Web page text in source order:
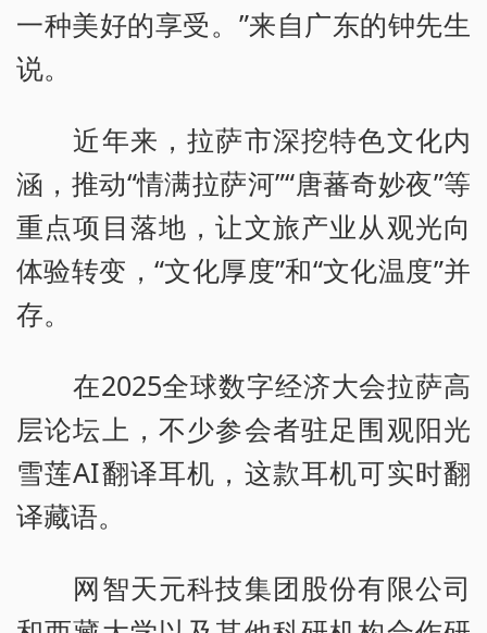
一种美好的享受。”来自广东的钟先生
说。
近年来，拉萨市深挖特色文化内
涵，推动“情满拉萨河”“唐蕃奇妙夜”等
重点项目落地，让文旅产业从观光向
体验转变，“文化厚度”和“文化温度”并
存。
在2025全球数字经济大会拉萨高
层论坛上，不少参会者驻足围观阳光
雪莲AI翻译耳机，这款耳机可实时翻
译藏语。
网智天元科技集团股份有限公司